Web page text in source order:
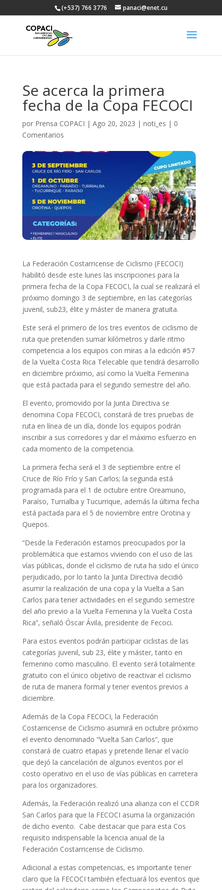
(+537) 766 3776 panaci@enet.cu
Se acerca la primera
fecha de la Copa FECOCI
por Prensa COPACI | Ago 20, 2023 | noti_es | 0
Comentarios
La Federación Costarricense de Ciclismo (FECOCI)
habilitó desde este lunes las inscripciones para la
primera fecha de la Copa FECOCI, la cual se realizará el
próximo domingo 3 de septiembre, en las categorías
juvenil, sub23, élite y máster de manera gratuita.
Este será el primero de los tres eventos de ciclismo de
ruta que pretenden sumar kilómetros y darle ritmo
competencia a los equipos con miras a la edición #57
de la Vuelta Costa Rica Telecable que tendrá desarrollo
en diciembre próximo, así como la Vuelta Femenina
que está pactada para el segundo semestre del año.
El evento, promovido por la Junta Directiva se
denomina Copa FECOCI, constará de tres pruebas de
ruta en línea de un día, donde los equipos podrán
inscribir a sus corredores y dar el máximo esfuerzo en
cada momento de la competencia.
La primera fecha será el 3 de septiembre entre el
Cruce de Río Frío y San Carlos; la segunda está
programada para el 1 de octubre entre Oreamuno,
Paraíso, Turrialba y Tucurrique, además la última fecha
está pactada para el 5 de noviembre entre Orotina y
Quepos.
“Desde la Federación estamos preocupados por la
problemática que estamos viviendo con el uso de las
vías públicas, donde el ciclismo de ruta ha sido el único
perjudicado, por lo tanto la Junta Directiva decidió
asumir la realización de una copa y la Vuelta a San
Carlos para tener actividades en el segundo semestre
del año previo a la Vuelta Femenina y la Vuelta Costa
Rica”, señaló Óscar Ávila, presidente de Fecoci.
Para estos eventos podrán participar ciclistas de las
categorías juvenil, sub 23, élite y máster, tanto en
femenino como masculino. El evento será totalmente
gratuito con el único objetivo de reactivar el ciclismo
de ruta de manera formal y tener eventos previos a
diciembre.
Además de la Copa FECOCI, la Federación
Costarricense de Ciclismo asumirá en octubre próximo
el evento denominado “Vuelta San Carlos“, que
constará de cuatro etapas y pretende llenar el vacío
que dejó la cancelación de algunos eventos por el
costo operativo en el uso de vías públicas en carretera
para los organizadores.
Además, la Federación realizó una alianza con el CCDR
San Carlos para que la FECOCI asuma la organización
de dicho evento. Cabe destacar que para esta Cos
requisito indispensable la licencia anual de la
Federación Costarricense de Ciclismo.
Adicional a estas competencias, es importante tener
claro que la FECOCI también efectuará los eventos que